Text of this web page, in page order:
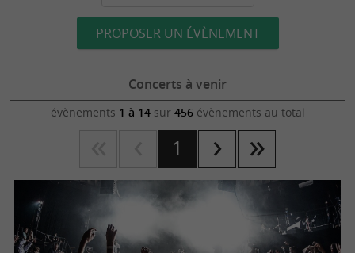
PROPOSER UN ÉVÈNEMENT
Concerts à venir
évènements 1 à 14sur 456évènements au total
1